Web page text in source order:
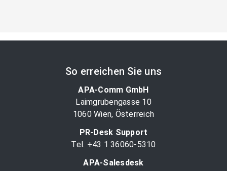
So erreichen Sie uns
APA-Comm GmbH
Laimgrubengasse 10
1060 Wien, Österreich
PR-Desk Support
Tel. +43 1 36060-5310
APA-Salesdesk